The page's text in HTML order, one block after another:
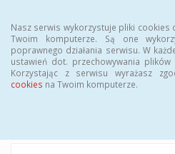
Nasz serwis wykorzystuje pliki cookies
Twoim komputerze. Są one
poprawnego działania serwisu. W
ustawień dot. przechowywania
Korzystając z serwisu wyrażasz
cookies na Twoim komputerze.
BIULETYN
Urzędu